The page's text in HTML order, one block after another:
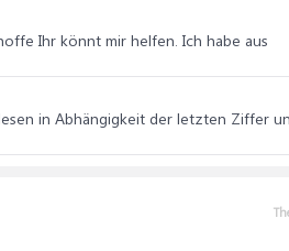
Ihr könnt mir helfen. Ich habe aus
in Abhängigkeit der letzten Ziffer